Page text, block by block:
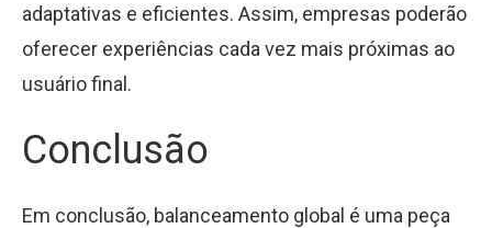
adaptativas e eficientes. Assim, empresas poderão
oferecer experiências cada vez mais próximas ao
usuário final.
Conclusão
Em conclusão, balanceamento global é uma peça